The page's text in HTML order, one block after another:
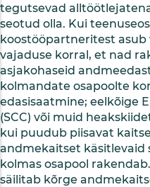
tegutsevad
seotud olla. Kui
koostööpartneritest asub
vajaduse korral, et nad
asjakohaseid
kolmandate osapoolte
edasisaatmine; eelkõige
(SCC) või muid
kui puudub piisavat
andmekaitset käsitlevaid
kolmas osapool
säilitab kõrge